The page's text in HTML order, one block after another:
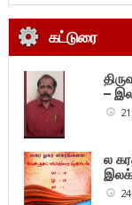
கட்டுரை
–
ல